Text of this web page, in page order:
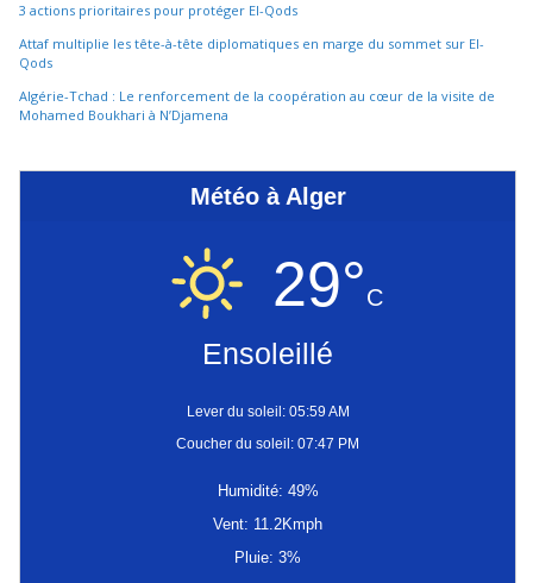
3 actions prioritaires pour protéger El-Qods
Attaf multiplie les tête-à-tête diplomatiques en marge du sommet sur El-
Qods
Algérie-Tchad : Le renforcement de la coopération au cœur de la visite de
Mohamed Boukhari à N’Djamena
Météo à Alger
29°C
Ensoleillé
Lever du soleil: 05:59 AM
Coucher du soleil: 07:47 PM
Humidité: 49%
Vent: 11.2Kmph
Pluie: 3%